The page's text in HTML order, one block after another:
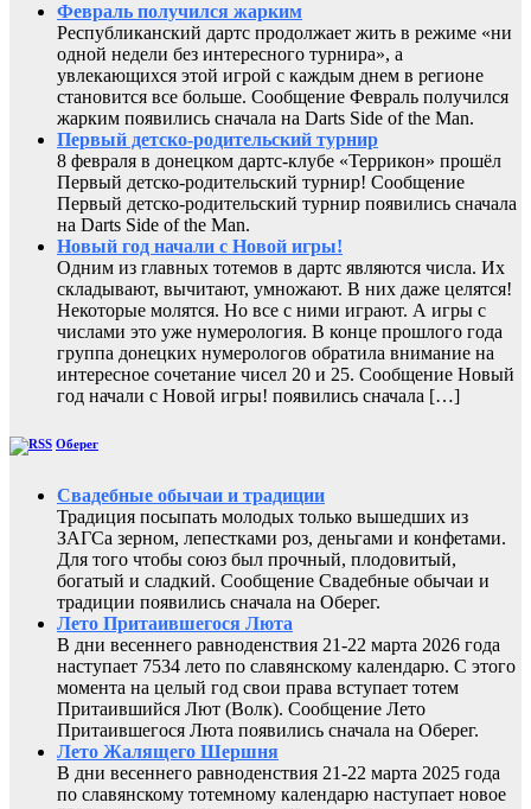
Февраль получился жарким
Республиканский дартс продолжает жить в режиме «ни
одной недели без интересного турнира», а
увлекающихся этой игрой с каждым днем в регионе
становится все больше. Сообщение Февраль получился
жарким появились сначала на Darts Side of the Man.
Первый детско-родительский турнир
8 февраля в донецком дартс-клубе «Террикон» прошёл
Первый детско-родительский турнир! Сообщение
Первый детско-родительский турнир появились сначала
на Darts Side of the Man.
Новый год начали с Новой игры!
Одним из главных тотемов в дартс являются числа. Их
складывают, вычитают, умножают. В них даже целятся!
Некоторые молятся. Но все с ними играют. А игры с
числами это уже нумерология. В конце прошлого года
группа донецких нумерологов обратила внимание на
интересное сочетание чисел 20 и 25. Сообщение Новый
год начали с Новой игры! появились сначала […]
Оберег
Свадебные обычаи и традиции
Традиция посыпать молодых только вышедших из
ЗАГСа зерном, лепестками роз, деньгами и конфетами.
Для того чтобы союз был прочный, плодовитый,
богатый и сладкий. Сообщение Свадебные обычаи и
традиции появились сначала на Оберег.
Лето Притаившегося Люта
В дни весеннего равноденствия 21-22 марта 2026 года
наступает 7534 лето по славянскому календарю. С этого
момента на целый год свои права вступает тотем
Притаившийся Лют (Волк). Сообщение Лето
Притаившегося Люта появились сначала на Оберег.
Лето Жалящего Шершня
В дни весеннего равноденствия 21-22 марта 2025 года
по славянскому тотемному календарю наступает новое